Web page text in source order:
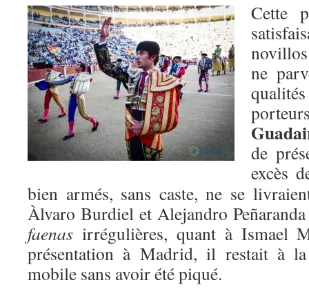
Cette
ne
de
excès
bien armés, sans caste, ne se
Àlvaro Burdiel et Alejandro
faenas irrégulières, quant à Ismael
présentation à Madrid, il restait à
mobile sans avoir été piqué.